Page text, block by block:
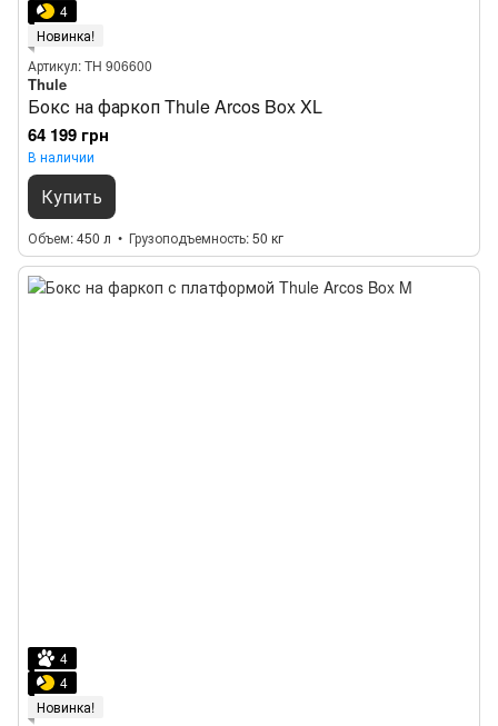
4
Новинка!
Артикул: TH 906600
Thule
Бокс на фаркоп Thule Arcos Box XL
64 199 грн
В наличии
Купить
Объем 450 л Грузоподъемность 50 кг
4
4
Новинка!